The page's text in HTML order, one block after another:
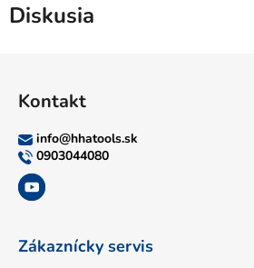
Diskusia
Kontakt
info@hhatools.sk
0903044080
Zákaznícky servis